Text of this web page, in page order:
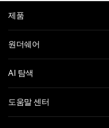
제품
원더쉐어
AI 탐색
도움말 센터